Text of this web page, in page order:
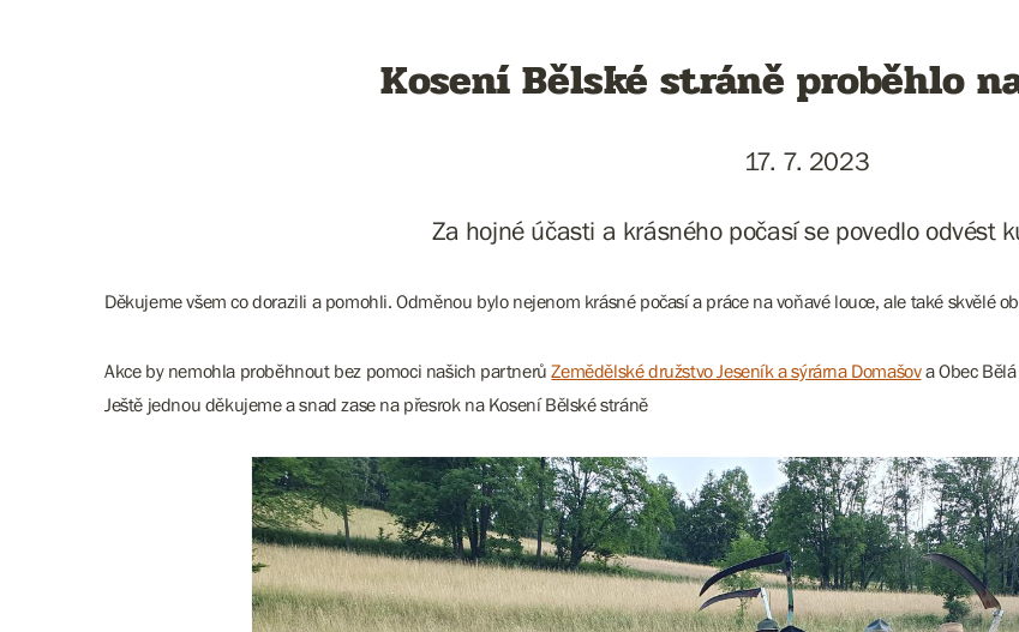
Kosení Bělské stráně proběhlo
17. 7. 2023
Za hojné účasti a krásného počasí se povedlo odvést
Děkujeme všem co dorazili a pomohli. Odměnou bylo nejenom krásné počasí a práce na voňavé louce, ale také skvělé
Akce by nemohla proběhnout bez pomoci našich partnerůZemědělské družstvo Jeseník a sýrárna Domašova Obec
Ještě jednou děkujeme a snad zase na přesrok na Kosení Bělské stráně